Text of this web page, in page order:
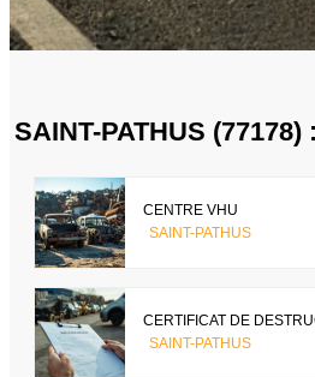
SAINT-PATHUS
CENTRE VHU
SAINT-PATHUS
CERTIFICAT DE
SAINT-PATHUS